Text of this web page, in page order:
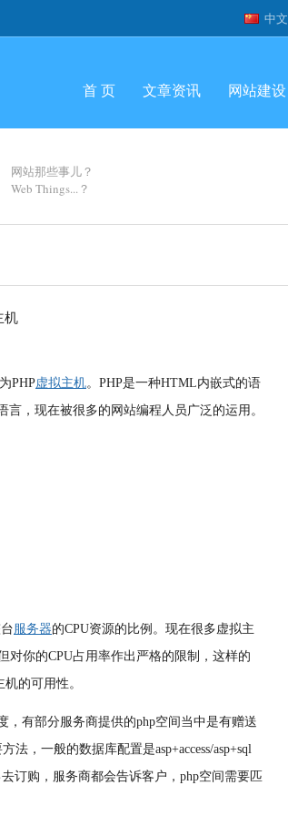
中文
首 页 文章资讯 网站建设
网站那些事儿？
Web Things...？
PHP虚拟主机。PHP是一种HTML内嵌式的语
，现在被很多的网站编程人员广泛的运用。
服务器的CPU资源的比例。现在很多虚拟主
你的CPU占用率作出严格的限制，这样的
的可用性。
，有部分服务商提供的php空间当中是有赠送
，一般的数据库配置是asp+access/asp+sql
订购，服务商都会告诉客户，php空间需要匹